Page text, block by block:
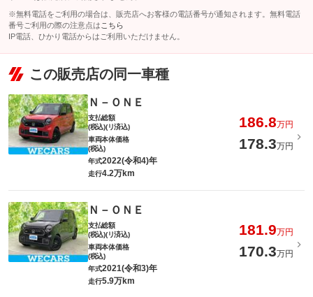
※無料電話をご利用の場合は、販売店へお客様の電話番号が通知されます。無料電話
番号ご利用の際の注意点は こちら
IP電話、ひかり電話からはご利用いただけません。
この販売店の同一車種
Ｎ－ＯＮＥ
支払総額
(税込)(リ済込)
186.8万円
車両本体価格
(税込)
178.3万円
年式2022(令和4)年
走行4.2万km
Ｎ－ＯＮＥ
支払総額
(税込)(リ済込)
181.9万円
車両本体価格
(税込)
170.3万円
年式2021(令和3)年
走行5.9万km